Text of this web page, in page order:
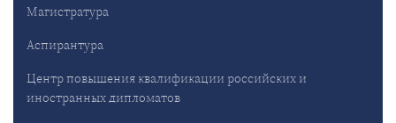
Магистратура
Аспирантура
Центр повышения квалификации российских и
иностранных дипломатов